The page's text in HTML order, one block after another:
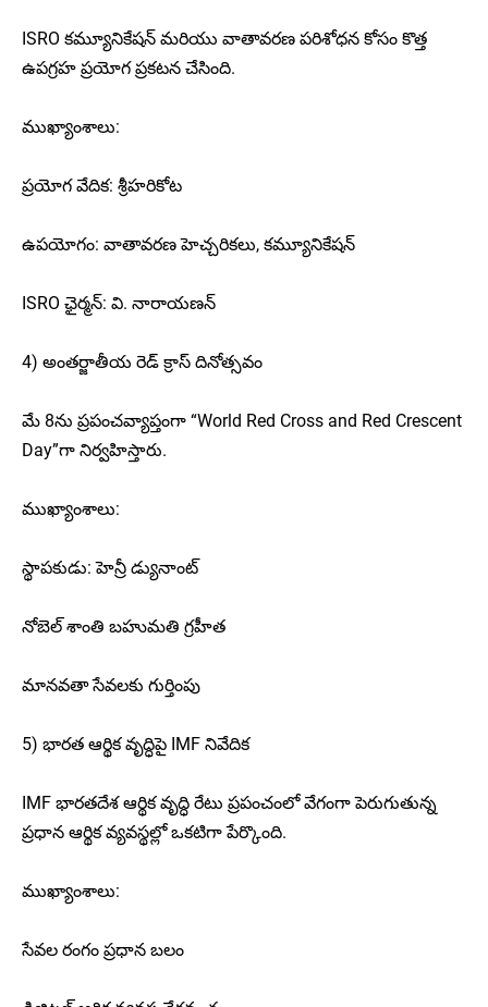
ISRO కమ్యూనికేషన్ మరియు వాతావరణ పరిశోధన కోసం కొత్త
ఉపగ్రహ ప్రయోగ ప్రకటన చేసింది.
ముఖ్యాంశాలు:
ప్రయోగ వేదిక: శ్రీహరికోట
ఉపయోగం: వాతావరణ హెచ్చరికలు, కమ్యూనికేషన్
ISRO ఛైర్మన్: వి. నారాయణన్
4) అంతర్జాతీయ రెడ్ క్రాస్ దినోత్సవం
మే 8ను ప్రపంచవ్యాప్తంగా “World Red Cross and Red Crescent
Day”గా నిర్వహిస్తారు.
ముఖ్యాంశాలు:
స్థాపకుడు: హెన్రీ డ్యునాంట్
నోబెల్ శాంతి బహుమతి గ్రహీత
మానవతా సేవలకు గుర్తింపు
5) భారత ఆర్థిక వృద్ధిపై IMF నివేదిక
IMF భారతదేశ ఆర్థిక వృద్ధి రేటు ప్రపంచంలో వేగంగా పెరుగుతున్న
ప్రధాన ఆర్థిక వ్యవస్థల్లో ఒకటిగా పేర్కొంది.
ముఖ్యాంశాలు:
సేవల రంగం ప్రధాన బలం